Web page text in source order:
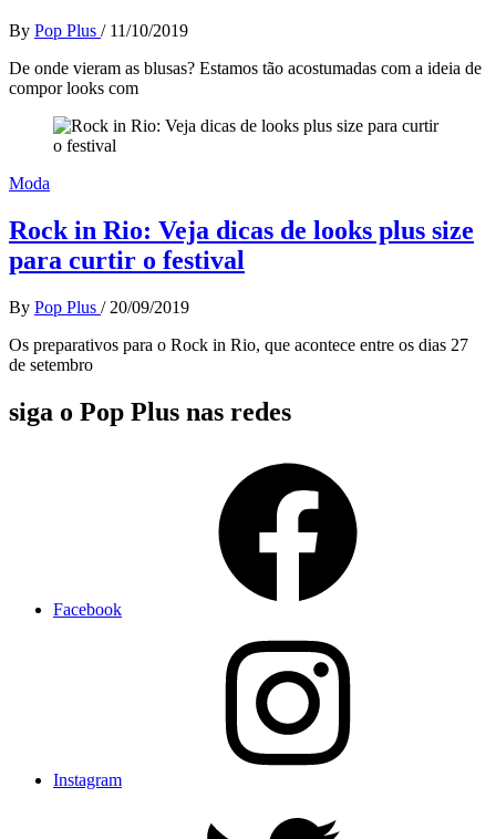
By Pop Plus / 11/10/2019
De onde vieram as blusas? Estamos tão acostumadas com a ideia de
compor looks com
Moda
Rock in Rio: Veja dicas de looks plus size
para curtir o festival
By Pop Plus / 20/09/2019
Os preparativos para o Rock in Rio, que acontece entre os dias 27
de setembro
siga o Pop Plus nas redes
Facebook
Instagram